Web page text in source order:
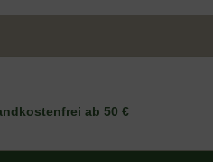
ab 50 €